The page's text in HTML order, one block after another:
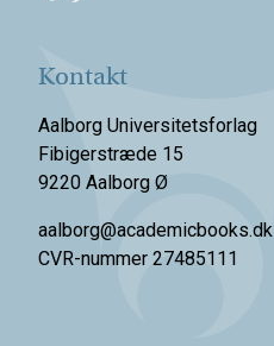
Kontakt
Aalborg Universitetsforlag
Fibigerstræde 15
9220 Aalborg Ø
aalborg@academicbooks.dk
CVR-nummer 27485111